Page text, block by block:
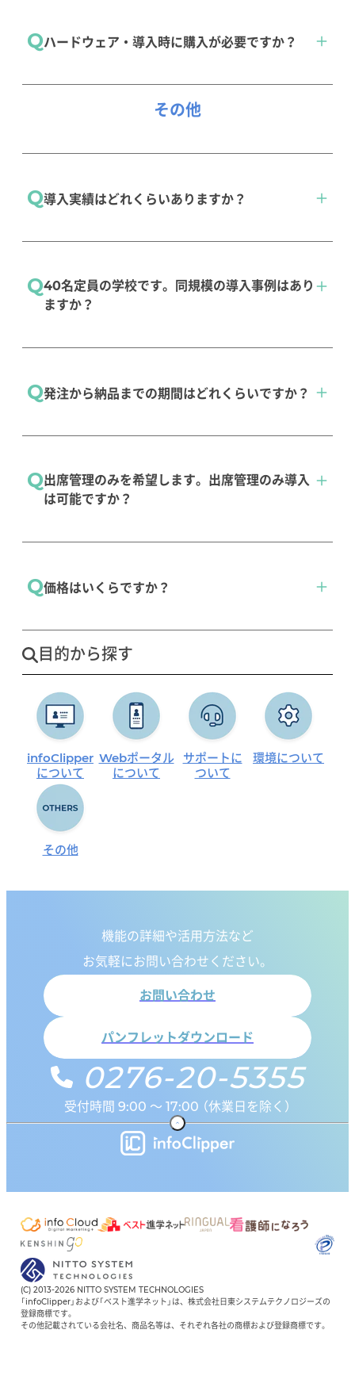
す。 難しい専門知識は必要ありません。また、
Qハードウェア・導入時に購入が必要ですか？
システム推奨環境のご準備をお願いいたしま
い。
推奨環境
その他
Q導入実績はどれくらいありますか？
績ページをご参照ください。
Q40名定員の学校です。同規模の導入事例はあり
ますか？
ご利用いただいております。
導入実績
Q発注から納品までの期間はどれくらいですか？
ら通常3ヶ月程度でシステムを納品いたします。
システム納品後、サポートスタッフによる操作
Q出席管理のみを希望します。出席管理のみ導入
は可能ですか？
きません。infoClipperは、全ての機能をご利用
Q価格はいくらですか？
利用したい機能や端末台数、学校構成により価
格が変わります。 学校様の状況と要望をヒアリ
ングの上、お見積りをご提案いたします。お気
軽にお問合わせください。
お問い合わせはこちら
目的から探す
infoClipper
について
Webポータル
について
サポートに
ついて
環境について
その他
機能の詳細や活用方法など
お気軽にお問い合わせください。
お問い合わせ
パンフレットダウンロード
0276-20-5355
受付時間 9:00 ～ 17:00 （休業日を除く）
(C) 2013-2026 NITTO SYSTEM TECHNOLOGIES
「infoClipper」および「ベスト進学ネット」は、株式会社日東システムテクノロジーズの
登録商標です。
その他記載されている会社名、商品名等は、それぞれ各社の商標および登録商標です。